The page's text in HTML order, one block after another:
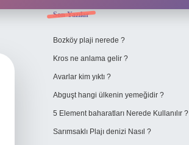
Sidebar
Son Yazılar
Bozköy plaji nerede ?
Kros ne anlama gelir ?
Avarlar kim yıktı ?
Abguşt hangi ülkenin yemeğidir ?
5 Element baharatları Nerede Kullanılır ?
Sarımsaklı Plajı denizi Nasıl ?